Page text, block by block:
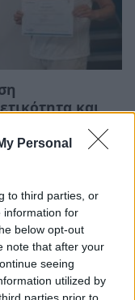
Personal
to third parties, or
information for
below opt-out
note that after your
seeing
utilized by
και